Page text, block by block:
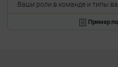
Ваши роли в команде и типы
Пример